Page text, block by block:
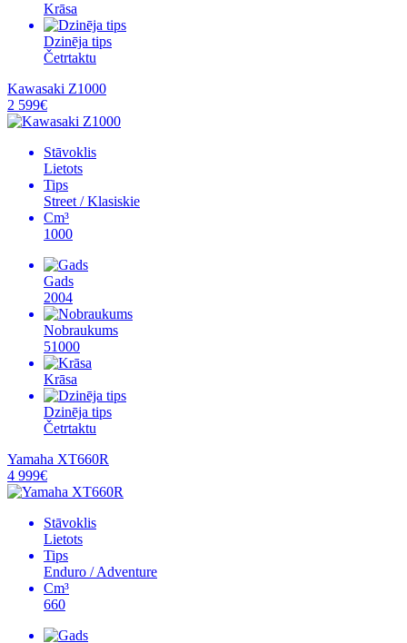
Krāsa
Dzinēja tips
Četrtaktu
Kawasaki Z1000
2 599€
Stāvoklis
Lietots
Tips
Street / Klasiskie
Cm³
1000
Gads
2004
Nobraukums
51000
Krāsa
Dzinēja tips
Četrtaktu
Yamaha XT660R
4 999€
Stāvoklis
Lietots
Tips
Enduro / Adventure
Cm³
660